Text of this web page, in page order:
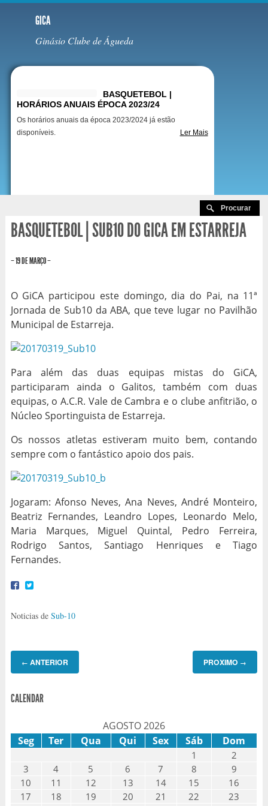
GICA
Ginásio Clube de Águeda
BASQUETEBOL |
HORÁRIOS ANUAIS ÉPOCA 2023/24
Os horários anuais da época 2023/2024 já estão
disponíveis.
Ler Mais
BASQUETEBOL | SUB10 DO GICA EM ESTARREJA
– 19 DE MARÇO –
O GiCA participou este domingo, dia do Pai, na 11ª
Jornada de Sub10 da ABA, que teve lugar no Pavilhão
Municipal de Estarreja.
Para além das duas equipas mistas do GiCA,
participaram ainda o Galitos, também com duas
equipas, o A.C.R. Vale de Cambra e o clube anfitrião, o
Núcleo Sportinguista de Estarreja.
Os nossos atletas estiveram muito bem, contando
sempre com o fantástico apoio dos pais.
Jogaram: Afonso Neves, Ana Neves, André Monteiro,
Beatriz Fernandes, Leandro Lopes, Leonardo Melo,
Maria Marques, Miguel Quintal, Pedro Ferreira,
Rodrigo Santos, Santiago Henriques e Tiago
Fernandes.
Noticias de Sub-10
← ANTERIOR PROXIMO →
CALENDAR
AGOSTO 2026
Seg
Ter Qua Qui Sex Sáb Dom
1
2
3
4 5 6 7 8
9
10
11 12 13 14 15
16
17
18 19 20 21 22
23